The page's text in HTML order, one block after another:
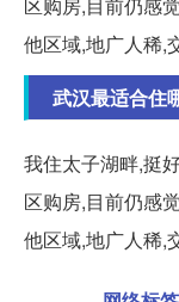
他区域,地广人稀,
武汉最适合住
我住太子湖畔,挺
区购房,目前仍感
他区域,地广人稀,